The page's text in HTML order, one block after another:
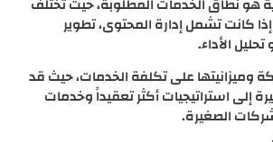
إذا كانت تشمل إدارة المحتوى، تطوير
تحليل الأداء.
وميزانيتها على تكلفة الخدمات، حيث قد
إلى استراتيجيات أكثر تعقيداً وخدمات
الصغيرة.